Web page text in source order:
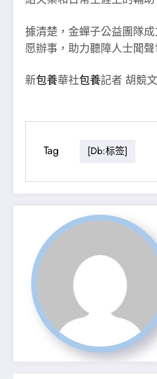
據清楚，金蟬子公益團隊
愿辦事，助力聽障人士聞
新包養華社包養記者 胡競
Tag [db:标签]